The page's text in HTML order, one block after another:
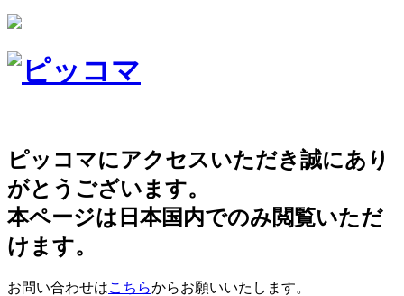
ピッコマにアクセスいただき誠にあり
がとうございます。
本ページは日本国内でのみ閲覧いただ
けます。
お問い合わせはこちらからお願いいたします。